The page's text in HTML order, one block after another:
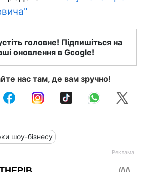
головне! Підпишіться на
оновлення в Google!
нас там, де вам зручно!
шоу-бізнесу